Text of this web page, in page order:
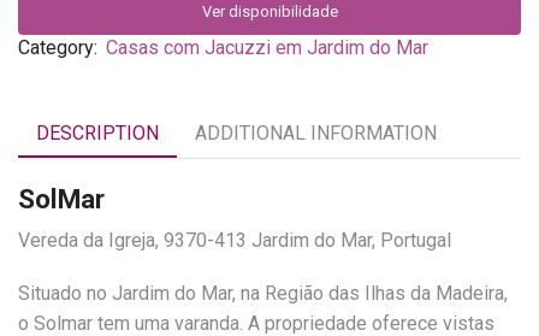
Ver disponibilidade
Category: Casas com Jacuzzi em Jardim do Mar
DESCRIPTION ADDITIONAL INFORMATION
SolMar
Vereda da Igreja, 9370-413 Jardim do Mar, Portugal
Situado no Jardim do Mar, na Região das Ilhas da Madeira,
o Solmar tem uma varanda. A propriedade oferece vistas